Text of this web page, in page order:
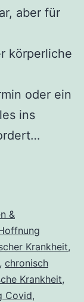
aber für
körperliche
oder ein
ins
&
Krankheit,
, chronisch
Krankheit,
Covid,